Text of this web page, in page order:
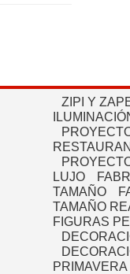
ZIPI Y
LUJO
TAMAÑO
TAMAÑO
FIGURAS
PRIMAVERA